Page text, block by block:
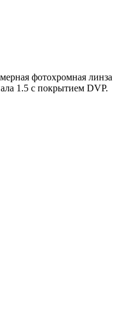
фотохромная линза
1.5 с покрытием DVP.